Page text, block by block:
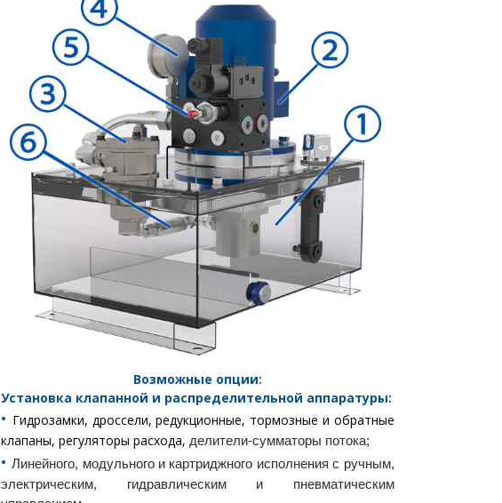
Возможные опции:
Установка клапанной и распределительной аппаратуры:
•︎ Гидрозамки, дроссели, редукционные, тормозные и обратные
клапаны, регуляторы расхода, делители-сумматоры потока;
•︎ Линейного, модульного и картриджного исполнения с ручным,
электрическим, гидравлическим и пневматическим